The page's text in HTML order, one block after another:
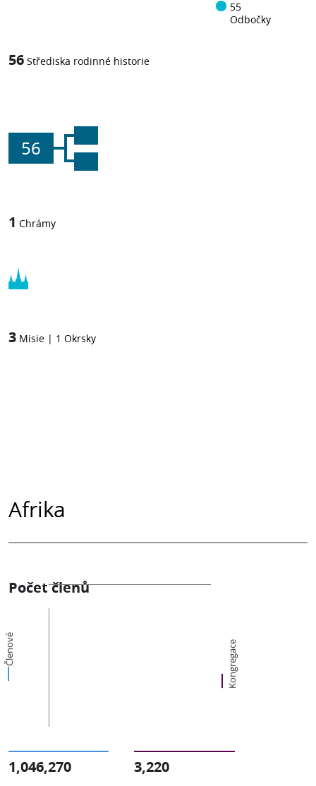
55
Odbočky
56 Střediska rodinné historie
56
1 Chrámy
3 Misie | 1 Okrsky
Afrika
Počet členů
Členové Kongregace
1,046,270 3,220